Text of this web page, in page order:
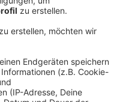
5 Tage isolieren.
nicht mehr. Ein
von Müller von der